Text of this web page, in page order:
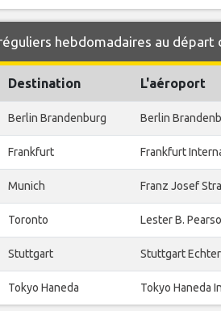
hebdomadaires au
Destination L'aéroport
Berlin Brandenburg Berlin
Frankfurt Frankfurt
Munich Franz Josef
Toronto Lester B.
Stuttgart Stuttgart
Tokyo Haneda Tokyo Haneda